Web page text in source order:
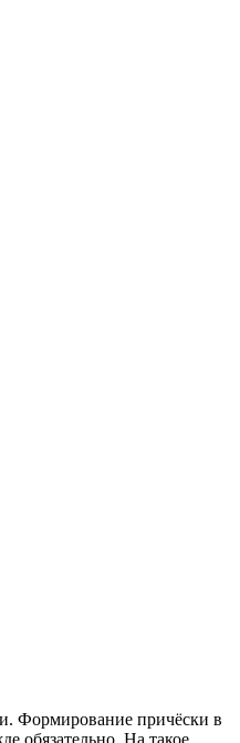
Формирование причёски в
обязательно. На такое